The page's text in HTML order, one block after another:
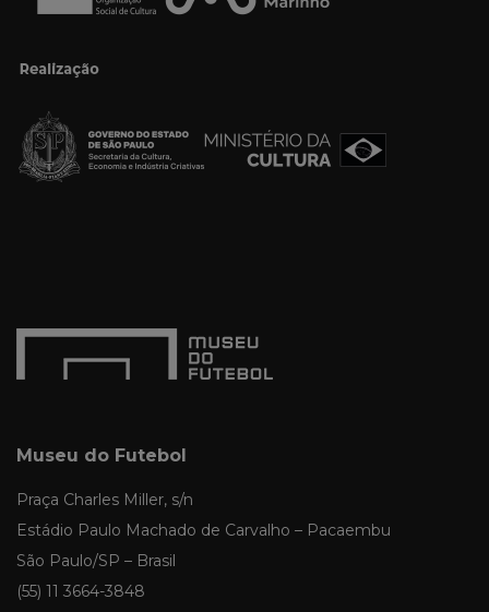
Museu do Futebol
Praça Charles Miller, s/n
Estádio Paulo Machado de Carvalho – Pacaembu
São Paulo/SP – Brasil
(55) 11 3664-3848